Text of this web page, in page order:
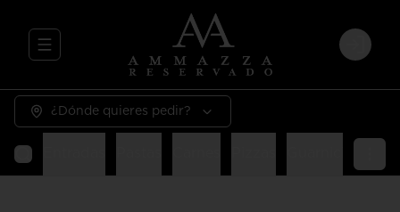
Abrir menu de navegación Login
¿Dónde quieres pedir?